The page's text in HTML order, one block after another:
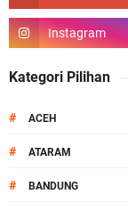
Kategori Pilihan
# ACEH
# ATARAM
# BANDUNG